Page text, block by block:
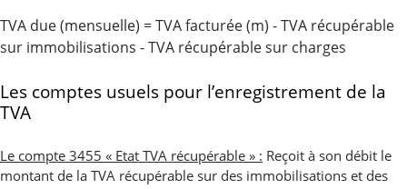
TVA due (mensuelle) = TVA facturée (m) - TVA récupérable
sur immobilisations - TVA récupérable sur charges
Les comptes usuels pour l’enregistrement de la
TVA
Le compte 3455 « Etat TVA récupérable » : Reçoit à son débit le
montant de la TVA récupérable sur des immobilisations et des